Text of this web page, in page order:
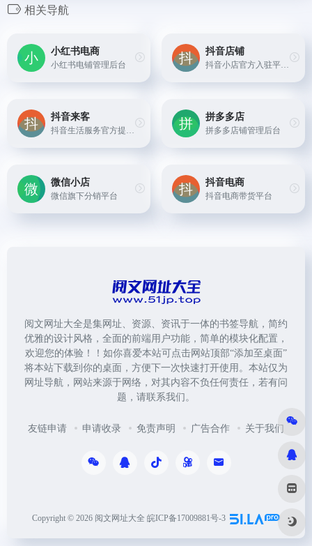
相关导航
小红书电商
小红书电铺管理后台
抖音店铺
抖音小店官方入驻平台,多渠道流量一站式覆盖,精准智能推荐内容营销玩法,沉浸式全品类商品转化场景
抖音来客
抖音生活服务官方提供的商家经营平台
拼多多店
拼多多店铺管理后台
微信小店
微信旗下分销平台
抖音电商
抖音电商带货平台
阅文网址大全是集网址、资源、资讯于一体的书签导航，简约
优雅的设计风格，全面的前端用户功能，简单的模块化配置，
欢迎您的体验！！如你喜爱本站可点击网站顶部“添加至桌面”
将本站下载到你的桌面，方便下一次快速打开使用。本站仅为
网址导航，网站来源于网络，对其内容不负任何责任，若有问
题，请联系我们。
友链申请 申请收录 免责声明 广告合作 关于我们
Copyright © 2026 阅文网址大全 皖ICP备17009881号-3